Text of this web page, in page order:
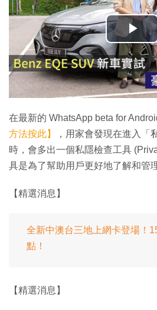
播
放
影
片
在最新的 WhatsApp beta for
方法按此】
，用家會發現在進入「
時，會多出一個私隱檢查工具
具是為了幫助用戶更好地了解和管
【精選消息】
全新中澳台三地上網卡登場！
點！
【精選消息】